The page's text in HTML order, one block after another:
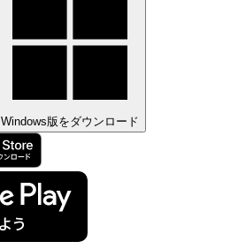
Windows版をダウンロード